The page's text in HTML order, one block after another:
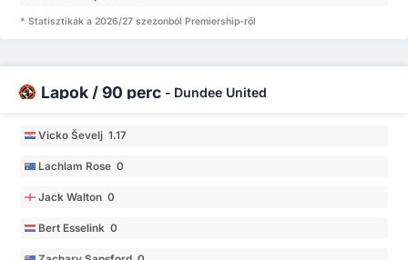
* Statisztikák a 2026/27 szezonból Premiership-ről
Lapok / 90 perc - Dundee United
Vicko Ševelj 1.17
Lachlam Rose 0
Jack Walton 0
Bert Esselink 0